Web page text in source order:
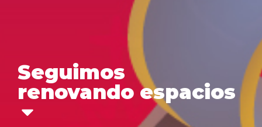
Seguimos
renovando espacios